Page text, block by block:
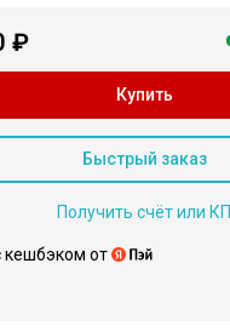
₽
Купить
Быстрый заказ
Получить счёт или КП
кешбэком от